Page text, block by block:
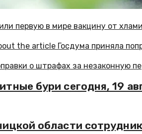
первую в мире вакцину от
о штрафах за незаконную
бури сегодня, 19
области